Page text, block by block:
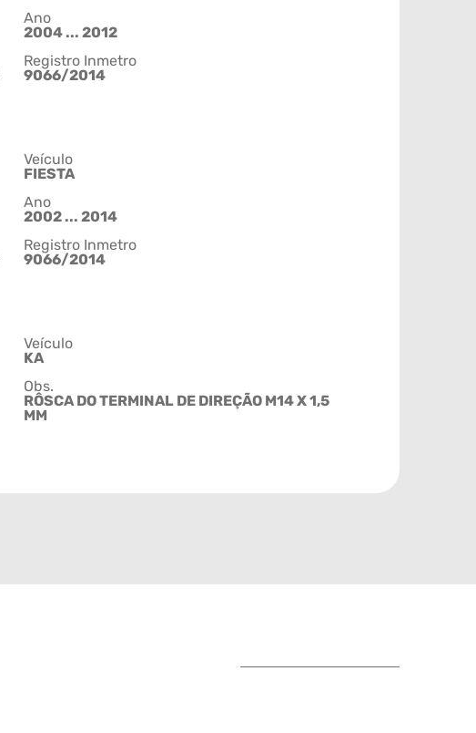
Ano
2004 ... 2012
Registro Inmetro
9066/2014
Veículo
FIESTA
Ano
2002 ... 2014
Registro Inmetro
9066/2014
Veículo
KA
Obs.
RÔSCA DO TERMINAL DE DIREÇÃO M14 X 1,5
MM